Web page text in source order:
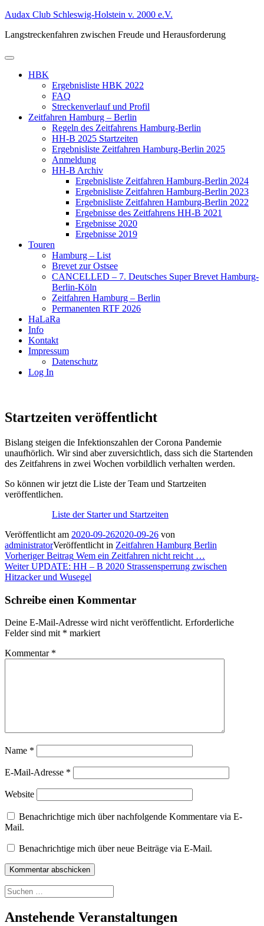
Zum
springen
Audax Club Schleswig-Holstein v. 2000 e.V.
Langstreckenfahren zwischen Freude und Herausforderung
Primäres
HBK
Ergebnisliste HBK 2022
FAQ
Streckenverlauf und Profil
Zeitfahren Hamburg – Berlin
Regeln des Zeitfahrens Hamburg-Berlin
HH-B 2025 Startzeiten
Ergebnisliste Zeitfahren Hamburg-Berlin 2025
Anmeldung
HH-B Archiv
Ergebnisliste Zeitfahren Hamburg-Berlin 2024
Ergebnisliste Zeitfahren Hamburg-Berlin 2023
Ergebnisliste Zeitfahren Hamburg-Berlin 2022
Ergebnisse des Zeitfahrens HH-B 2021
Ergebnisse 2020
Ergebnisse 2019
Touren
Hamburg – List
Brevet zur Ostsee
CANCELLED – 7. Deutsches Super Brevet Hamburg-
Berlin-Köln
Zeitfahren Hamburg – Berlin
Permanenten RTF 2026
HaLaRa
Info
Kontakt
Impressum
Datenschutz
Log In
Startzeiten veröffentlicht
Bislang steigen die Infektionszahlen der Corona Pandemie
unaufhörlich. Wir sind aber zuversichtlich, dass sich die Startenden
des Zeitfahrens in zwei Wochen vorbildlich verhalten werden.
So können wir jetzt die Liste der Team und Startzeiten
veröffentlichen.
Liste der Starter und Startzeiten
Veröffentlicht am 2020-09-262020-09-26 von
administratorVeröffentlicht in Zeitfahren Hamburg Berlin
Beitragsnavigation
Vorheriger Beitrag Vorheriger
Beitrag:
Wem ein Zeitfahren nicht reicht …
Weiter Nächster
Beitrag:
UPDATE: HH – B 2020 Strassensperrung zwischen
Hitzacker und Wusegel
Schreibe einen Kommentar
Deine E-Mail-Adresse wird nicht veröffentlicht. Erforderliche
Felder sind mit * markiert
Kommentar *
Name *
E-Mail-Adresse *
Website
Benachrichtige mich über nachfolgende Kommentare via E-
Mail.
Benachrichtige mich über neue Beiträge via E-Mail.
Suchen
nach:
Anstehende Veranstaltungen